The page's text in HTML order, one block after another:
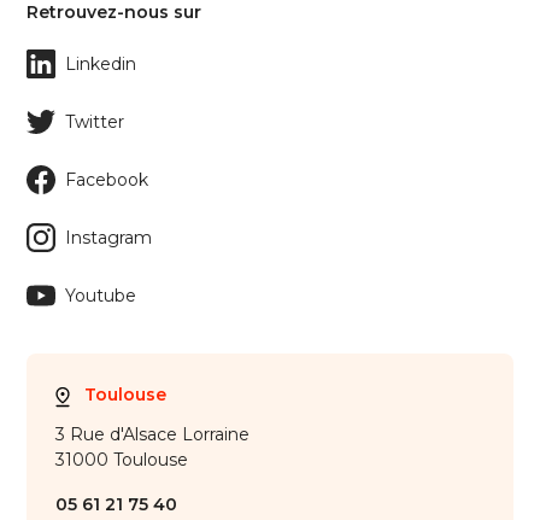
Retrouvez-nous sur
Linkedin
Twitter
Facebook
Instagram
Youtube
Toulouse
3 Rue d'Alsace Lorraine
31000 Toulouse
05 61 21 75 40